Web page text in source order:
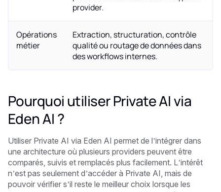
provider.
Opérations
métier
Extraction, structuration, contrôle
qualité ou routage de données dans
des workflows internes.
Pourquoi utiliser Private AI via
Eden AI ?
Utiliser Private AI via Eden AI permet de l’intégrer dans
une architecture où plusieurs providers peuvent être
comparés, suivis et remplacés plus facilement. L’intérêt
n’est pas seulement d’accéder à Private AI, mais de
pouvoir vérifier s’il reste le meilleur choix lorsque les